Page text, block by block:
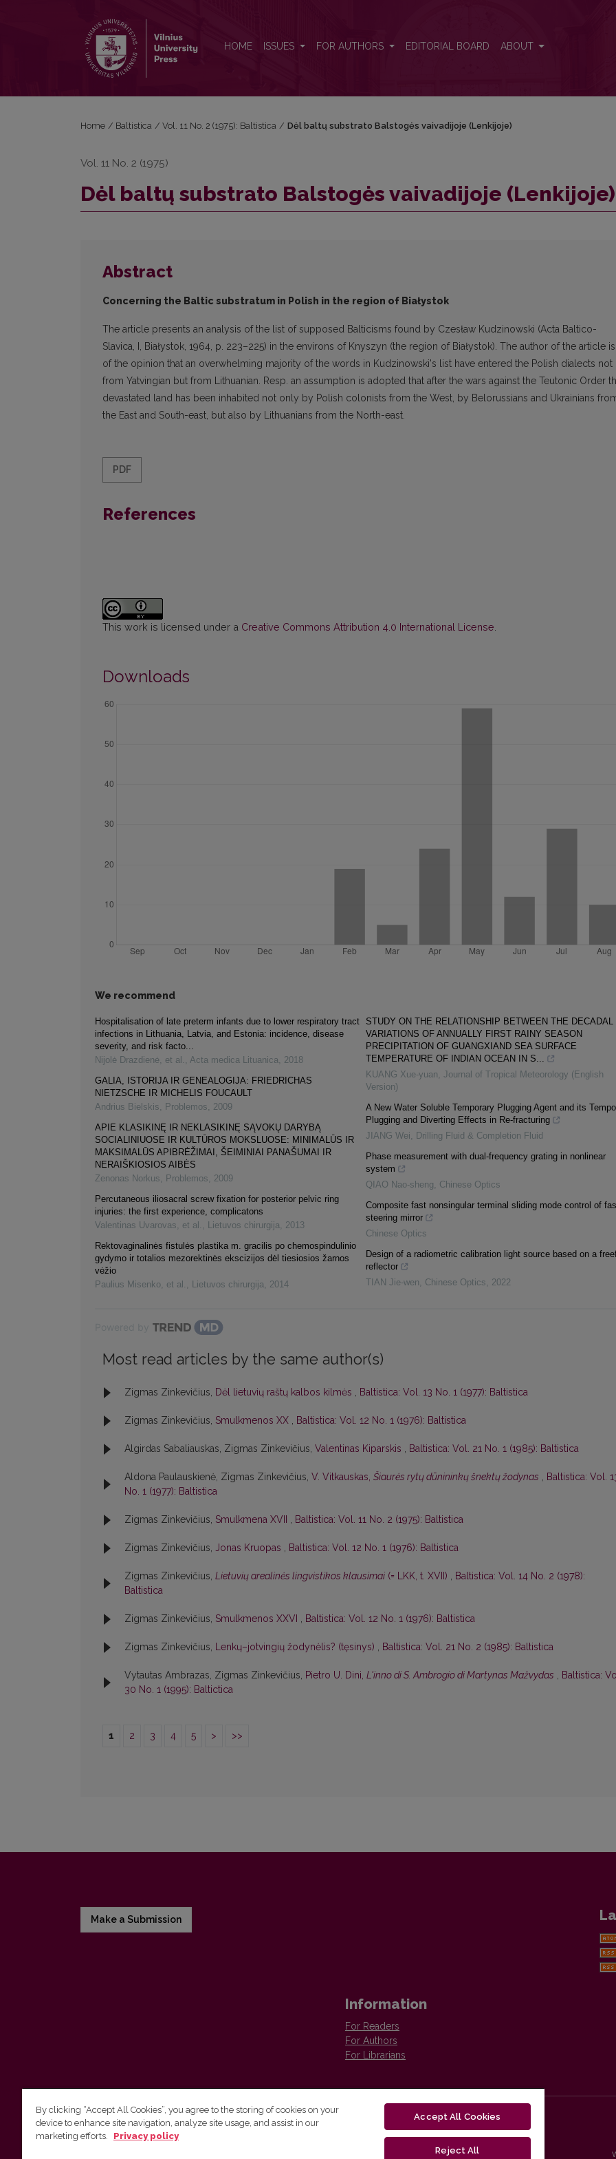
HOME ISSUES FOR AUTHORS EDITORIAL BOARD ABOUT
Home / Baltistica / Vol. 11 No. 2 (1975): Baltistica / Dėl baltų substrato Balstogės vaivadijoje (Lenkijoje)
Vol. 11 No. 2 (1975)
Dėl baltų substrato Balstogės vaivadijoje (Lenkijoje)
Abstract
Concerning the Baltic substratum in Polish in the region of Białystok
The article presents an analysis of the list of supposed Balticisms found by Czesław Kudzinowski (Acta Baltico-
Slavica, I, Białystok, 1964, p. 223–225) in the environs of Knyszyn (the region of Białystok). The author of the article is
of the opinion that an overwhelming majority of the words in Kudzinowski's list have entered the Polish dialects not
from Yatvingian but from Lithua­nian. Resp. an assumption is adopted that after the wars against the Teutonic Order
devasta­ted land has been inhabited not only by Polish colonists from the West, by Belorussians and Ukrai­nians
the East and South-east, but also by Lithuanians from the North-east.
PDF
References
This work is licensed under a Creative Commons Attribution 4.0 International License
Downloads
We recommend
Hospitalisation of late preterm infants due to lower respiratory tract
infections in Lithuania, Latvia, and Estonia: incidence, disease
severity, and risk facto...
Nijolė Drazdienė, et al. , Acta medica Lituanica, 2018
GALIA, ISTORIJA IR GENEALOGIJA: FRIEDRICHAS
NIETZSCHE IR MICHELIS FOUCAULT
Andrius Bielskis, Problemos, 2009
APIE KLASIKINĘ IR NEKLASIKINĘ SĄVOKŲ DARYBĄ
SOCIALINIUOSE IR KULTŪROS MOKSLUOSE: MINIMALŪS IR
MAKSIMALŪS APIBRĖŽIMAI, ŠEIMINIAI PANAŠUMAI IR
NERAIŠKIOSIOS AIBĖS
Zenonas Norkus, Problemos, 2009
Percutaneous iliosacral screw fixation for posterior pelvic ring
injuries: the first experience, complicatons
Valentinas Uvarovas, et al. , Lietuvos chirurgija, 2013
Rektovaginalinės fistulės plastika m. gracilis po chemospindulinio
gydymo ir totalios mezorektinės ekscizijos dėl tiesiosios žarnos
vėžio
Paulius Misenko, et al. , Lietuvos chirurgija, 2014
STUDY ON THE RELATIONSHIP BETWEEN THE DECADAL
VARIATIONS OF ANNUALLY FIRST RAINY SEASON
PRECIPITATION OF GUANGXIAND SEA SURFACE
TEMPERATURE OF INDIAN OCEAN IN S...
KUANG Xue-yuan, Journal of Tropical Meteorology (English
Version)
A New Water Soluble Temporary Plugging Agent and its
Plugging and Diverting Effects in Re-fracturing
JIANG Wei, Drilling Fluid & Completion Fluid
Phase measurement with dual-frequency grating in nonlinear
system
QIAO Nao-sheng, Chinese Optics
Composite fast nonsingular terminal sliding mode control of
steering mirror
Chinese Optics
Design of a radiometric calibration light source based on a
reflector
TIAN Jie-wen, Chinese Optics, 2022
Most read articles by the same author(s)
Zigmas Zinkevičius, Dėl lietuvių raštų kalbos kilmės , Baltistica: Vol. 13 No. 1 (1977): Baltistica
Zigmas Zinkevičius, Smulkmenos XX , Baltistica: Vol. 12 No. 1 (1976): Baltistica
Algirdas Sabaliauskas, Zigmas Zinkevičius, Valentinas Kiparskis , Baltistica: Vol. 21 No. 1 (1985): Baltistica
Aldona Paulauskienė, Zigmas Zinkevičius, V. Vitkauskas, Šiaurės rytų dūnininkų šnektų žodynas , Baltistica: Vol.
No. 1 (1977): Baltistica
Zigmas Zinkevičius, Smulkmena XVII , Baltistica: Vol. 11 No. 2 (1975): Baltistica
Zigmas Zinkevičius, Jonas Kruopas , Baltistica: Vol. 12 No. 1 (1976): Baltistica
Zigmas Zinkevičius, Lietuvių arealinės lingvistikos klausimai (= LKK, t. XVII) , Baltistica: Vol. 14 No. 2 (1978):
Baltistica
Zigmas Zinkevičius, Smulkmenos XXVI , Baltistica: Vol. 12 No. 1 (1976): Baltistica
Zigmas Zinkevičius, Lenkų–jotvingių žodynėlis? (tęsinys) , Baltistica: Vol. 21 No. 2 (1985): Baltistica
Vytautas Ambrazas, Zigmas Zinkevičius, Pietro U. Dini, L'inno di S. Ambrogio di Martynas Mažvydas , Baltistica:
30 No. 1 (1995): Baltictica
1 2 3 4 5 > >>
Make a Submission
Information
For Readers
For Authors
For Librarians
Vilnius University Press
By clicking “Accept All Cookies”, you agree to the storing of cookies on your
device to enhance site navigation, analyze site usage, and assist in our
marketing efforts.
Privacy policy
Accept All Cookies
Reject All